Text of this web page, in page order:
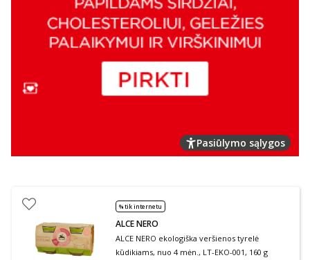
Pasiūlymo sąlygos
% tik internetu
ALCE NERO
ALCE NERO ekologiška veršienos tyrelė
kūdikiams, nuo 4 mėn., LT-EKO-001, 160 g